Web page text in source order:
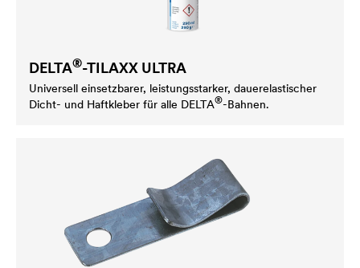
DELTA®-TILAXX ULTRA
Universell einsetzbarer, leistungsstarker, dauerelastischer
Dicht- und Haftkleber für alle DELTA®-Bahnen.